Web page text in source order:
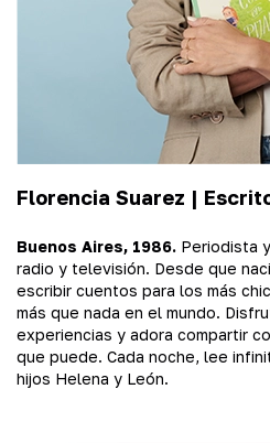
Florencia Suarez |
Buenos Aires, 1986. Periodista
radio y televisión. Desde que
escribir cuentos para los más
más que nada en el mundo.
experiencias y adora compartir
que puede. Cada noche, lee
hijos Helena y León.